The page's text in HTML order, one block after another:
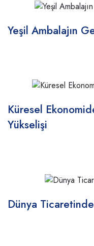
Yeşil Ambalajın
Küresel
Yükselişi
Dünya